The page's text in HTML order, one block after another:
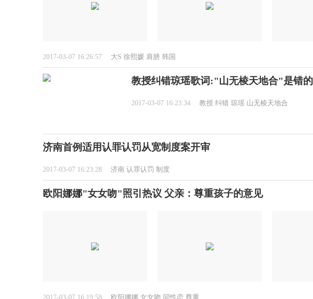
2017-03-07 16:26:57 大S 徐熙媛 肩膀 韩国
教授纠错琼瑶歌词:"山无棱天地合"是错的
2017-03-07 16:23:34 教授 纠错 琼瑶 山无棱天地合
济南首例适用认罪认罚从宽制度案开审
2017-03-07 16:23:28 济南 认罪认罚 制度
欧阳娜娜"女女吻"照引热议 父亲：尊重孩子的意见
2017-03-07 16:19:58 欧阳娜娜 女女吻 同性恋 尊重